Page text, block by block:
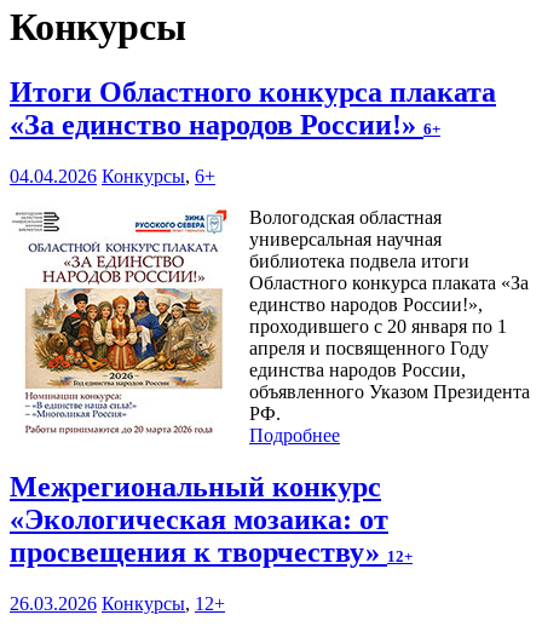
Конкурсы
Итоги Областного конкурса плаката
«За единство народов России!» 6+
04.04.2026 Конкурсы, 6+
Вологодская областная
универсальная научная
библиотека подвела итоги
Областного конкурса плаката «За
единство народов России!»,
проходившего с 20 января по 1
апреля и посвященного Году
единства народов России,
объявленного Указом Президента
РФ.
Подробнее
Межрегиональный конкурс
«Экологическая мозаика: от
просвещения к творчеству» 12+
26.03.2026 Конкурсы, 12+